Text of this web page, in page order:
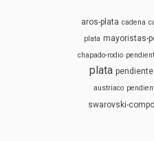
aros-plata cadena
plata mayoristas-
chapado-rodio
plata
austriaco
swarovski-